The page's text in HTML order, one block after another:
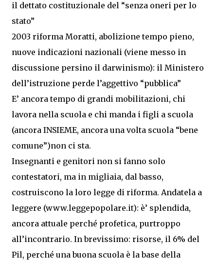
il dettato costituzionale del “senza oneri per lo
stato”
2003 riforma Moratti, abolizione tempo pieno,
nuove indicazioni nazionali (viene messo in
discussione persino il darwinismo): il Ministero
dell’istruzione perde l’aggettivo “pubblica”
E’ ancora tempo di grandi mobilitazioni, chi
lavora nella scuola e chi manda i figli a scuola
(ancora INSIEME, ancora una volta scuola “bene
comune”)non ci sta.
Insegnanti e genitori non si fanno solo
contestatori, ma in migliaia, dal basso,
costruiscono la loro legge di riforma. Andatela a
leggere (www.leggepopolare.it): è’ splendida,
ancora attuale perché profetica, purtroppo
all’incontrario. In brevissimo: risorse, il 6% del
Pil, perché una buona scuola è la base della